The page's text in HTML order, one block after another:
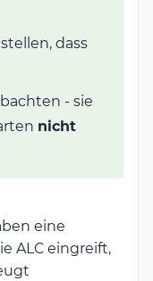
dass
- sie
nicht
eine
ALC eingreift,